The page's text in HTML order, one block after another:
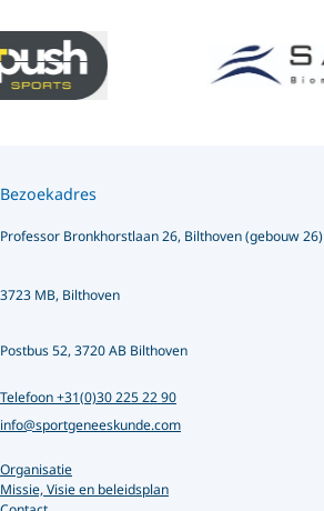
Organisatie
Missie, Visie en beleidsplan
Bezoekadres
Professor Bronkhorstlaan 26, Bilthoven (gebouw 26)
3723 MB, Bilthoven
Postbus 52, 3720 AB Bilthoven
Telefoon +31(0)30 225 22 90
info@sportgeneeskunde.com